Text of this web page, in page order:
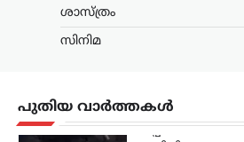
ശാസ്ത്രം
സിനിമ
പുതിയ വാർത്തകൾ
മൂന്ന്
മദ്യപിച്ച്
(ഹെലൻ ഓഫ്